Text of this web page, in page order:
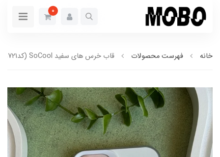
0
خانه فهرست محصولات قاب خرس های سفید SoCool (کدC1721)